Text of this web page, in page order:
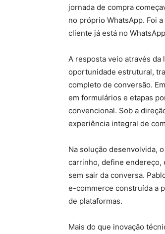
jornada de compra
no próprio WhatsApp. Foi
cliente já está no
A resposta veio através
oportunidade estrutural,
completo de conversão.
em formulários e etapas
convencional. Sob a
experiência integral de
Na solução desenvolvida,
carrinho, define endereço,
sem sair da conversa.
e-commerce construída a
de plataformas.
Mais do que inovação